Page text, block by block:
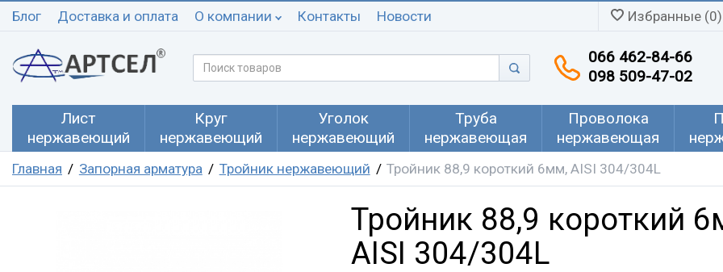
Блог Доставка и оплата О компании Контакты Новости Избранные (0)
066 462-84-66
098 509-47-02
Лист
нержавеющий
Круг
нержавеющий
Уголок
нержавеющий
Труба
нержавеющая
Проволока
нержавеющая
Главная Запорная арматура Тройник нержавеющий Тройник 88,9 короткий 6мм, AISI 304/304L
Тройник 88,9 короткий
AISI 304/304L